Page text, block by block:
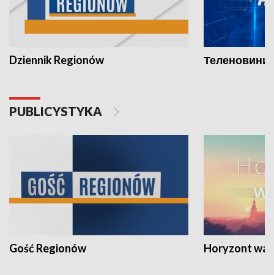
Dziennik Regionów Теленовини
PUBLICYSTYKA
Gość Regionów Horyzont